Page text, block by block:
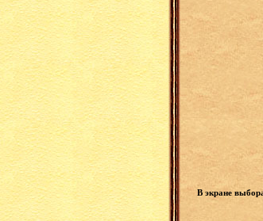
В экране